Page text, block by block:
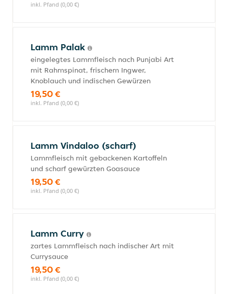
inkl. Pfand (0,00 €)
Lamm Palak
eingelegtes Lammfleisch nach Punjabi Art
mit Rahmspinat, frischem Ingwer,
Knoblauch und indischen Gewürzen
19,50 €
inkl. Pfand (0,00 €)
Lamm Vindaloo (scharf)
Lammfleisch mit gebackenen Kartoffeln
und scharf gewürzten Goasauce
19,50 €
inkl. Pfand (0,00 €)
Lamm Curry
zartes Lammfleisch nach indischer Art mit
Currysauce
19,50 €
inkl. Pfand (0,00 €)